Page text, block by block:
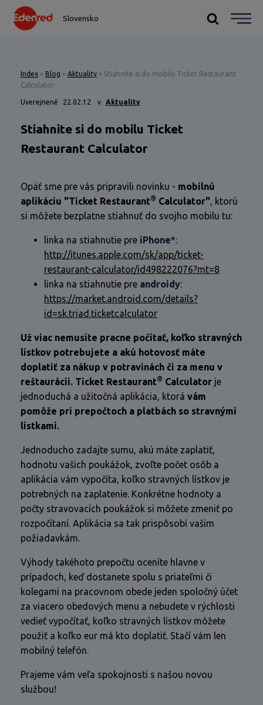
Slovensko
Index » Blog » Aktuality » Stiahnite si do mobilu Ticket Restaurant
Calculator
Uverejnené 22.02.12 v Aktuality
Stiahnite si do mobilu Ticket
Restaurant Calculator
Opäť sme pre vás pripravili novinku - mobilnú
aplikáciu "Ticket Restaurant® Calculator", ktorú
si môžete bezplatne stiahnuť do svojho mobilu tu:
linka na stiahnutie pre iPhone*:
http://itunes.apple.com/sk/app/ticket-
restaurant-calculator/id498222076?mt=8
linka na stiahnutie pre androidy:
https://market.android.com/details?
id=sk.triad.ticketcalculator
Už viac nemusíte pracne počítať, koľko stravných
lístkov potrebujete a akú hotovosť máte
doplatiť za nákup v potravinách či za menu v
reštaurácii. Ticket Restaurant® Calculator je
jednoduchá a užitočná aplikácia, ktorá vám
pomôže pri prepočtoch a platbách so stravnými
lístkami.
Jednoducho zadajte sumu, akú máte zaplatiť,
hodnotu vašich poukážok, zvoľte počet osôb a
aplikácia vám vypočíta, koľko stravných lístkov je
potrebných na zaplatenie. Konkrétne hodnoty a
počty stravovacích poukážok si môžete zmeniť po
rozpočítaní. Aplikácia sa tak prispôsobí vašim
požiadavkám.
Výhody takéhoto prepočtu oceníte hlavne v
prípadoch, keď dostanete spolu s priateľmi či
kolegami na pracovnom obede jeden spoločný účet
za viacero obedových menu a nebudete v rýchlosti
vedieť vypočítať, koľko stravných lístkov môžete
použiť a koľko eur má kto doplatiť. Stačí vám len
mobilný telefón.
Prajeme vám veľa spokojnosti s našou novou
službou!